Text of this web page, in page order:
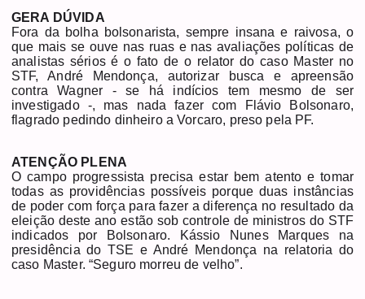
GERA DÚVIDA
Fora da bolha bolsonarista, sempre insana e raivosa, o
que mais se ouve nas ruas e nas avaliações políticas de
analistas sérios é o fato de o relator do caso Master no
STF, André Mendonça, autorizar busca e apreensão
contra Wagner - se há indícios tem mesmo de ser
investigado -, mas nada fazer com Flávio Bolsonaro,
flagrado pedindo dinheiro a Vorcaro, preso pela PF.
ATENÇÃO PLENA
O campo progressista precisa estar bem atento e tomar
todas as providências possíveis porque duas instâncias
de poder com força para fazer a diferença no resultado da
eleição deste ano estão sob controle de ministros do STF
indicados por Bolsonaro. Kássio Nunes Marques na
presidência do TSE e André Mendonça na relatoria do
caso Master. “Seguro morreu de velho”.